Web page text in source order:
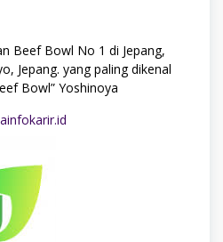
Beef Bowl No 1 di Jepang,
Jepang. yang paling dikenal
Bowl” Yoshinoya